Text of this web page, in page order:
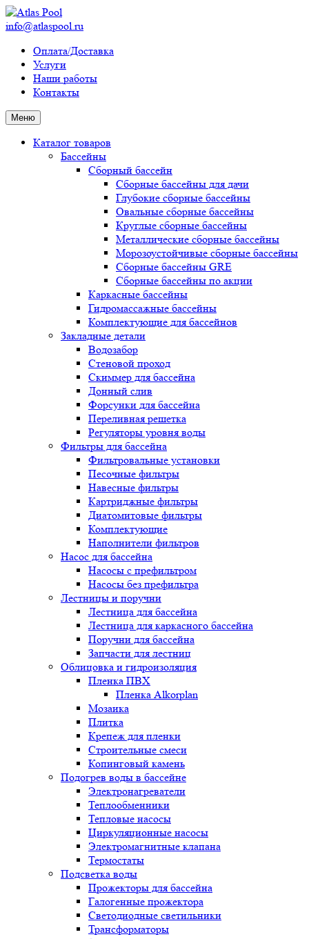
info@atlaspool.ru
Оплата/Доставка
Услуги
Наши работы
Контакты
Меню
Каталог товаров
Бассейны
Сборный бассейн
Сборные бассейны для дачи
Глубокие сборные бассейны
Овальные сборные бассейны
Круглые сборные бассейны
Металлические сборные бассейны
Морозоустойчивые сборные бассейны
Сборные бассейны GRE
Сборные бассейны по акции
Каркасные бассейны
Гидромассажные бассейны
Комплектующие для бассейнов
Закладные детали
Водозабор
Стеновой проход
Скиммер для бассейна
Донный слив
Форсунки для бассейна
Переливная решетка
Регуляторы уровня воды
Фильтры для бассейна
Фильтровальные установки
Песочные фильтры
Навесные фильтры
Картриджные фильтры
Диатомитовые фильтры
Комплектующие
Наполнители фильтров
Насос для бассейна
Насосы с префильтром
Насосы без префильтра
Лестницы и поручни
Лестница для бассейна
Лестница для каркасного бассейна
Поручни для бассейна
Запчасти для лестниц
Облицовка и гидроизоляция
Пленка ПВХ
Пленка Alkorplan
Мозаика
Плитка
Крепеж для пленки
Строительные смеси
Копинговый камень
Подогрев воды в бассейне
Электронагреватели
Теплообменники
Тепловые насосы
Циркуляционные насосы
Электромагнитные клапана
Термостаты
Подсветка воды
Прожекторы для бассейна
Галогенные прожектора
Светодиодные светильники
Трансформаторы